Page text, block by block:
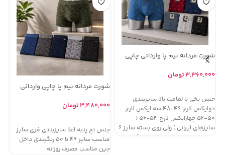
شورت مردانه نیم پا وارداتی چاپی
مارک دنیز ( جین 12 تایی )
۳,۳۶۰,۰۰۰تومان
جنس نخی با لطافت بالا سایزبندی
دوایکس لارج 46-48 سه ایکس لارج
50-52 چهارایکس لارج 54-56 (
سایزهای ایرانی ) ولی روی بسته سایز 6
ایکس تا 8 ایکس لارج خورده رنگبندی
شورت مردانه نیم پا چاپی وارداتی
۳,۴۸۰,۰۰۰تومان
جنس نخ پنبه اعلا سایزبندی فری سایز
مناسب سایز 46 تا 50 رنگیندی داخل
جین مناسب مصرف روزانه